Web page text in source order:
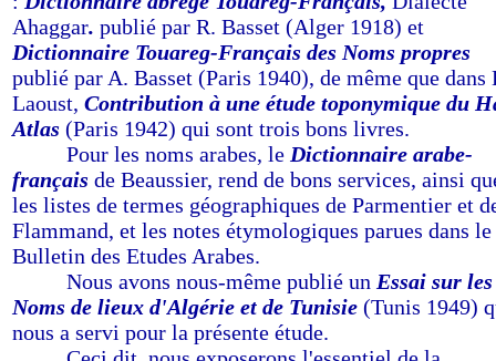
Ahaggar. publié par R. Basset (Alger 1918) et
Dictionnaire Touareg-Français des Noms propres
publié par A. Basset (Paris 1940), de même que dans
Laoust, Contribution à une étude toponymique du
Atlas (Paris 1942) qui sont trois bons livres.
Pour les noms arabes, le Dictionnaire arabe-
français de Beaussier, rend de bons services, ainsi
les listes de termes géographiques de Parmentier et
Flammand, et les notes étymologiques parues dans le
Bulletin des Etudes Arabes.
Nous avons nous-même publié un Essai sur les
Noms de lieux d'Algérie et de Tunisie (Tunis 1949)
nous a servi pour la présente étude.